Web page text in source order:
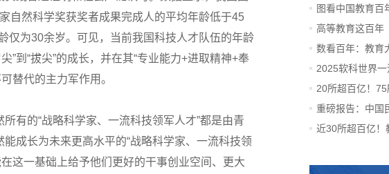
自然科学奖获奖者成果完成人的平均年龄低于45
仅为30余岁。可见，当前我国科技人才队伍的年龄
到“拔尖”的成长，并在其“专业能力+进取精神+奉
替代的主力军作用。
有的“战略科学家、一流科技领军人才”都是由青
成长为未来更高水平的“战略科学家、一流科技领
这一基础上给予他们更好的干事创业空间、更大
图看中国教育百
高等教育这百年
数看百年：教育
2025软科世界
14...
20所超百亿！
决算
重磅报告：中国
位、...
近30所超百亿！